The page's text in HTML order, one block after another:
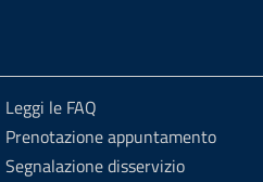
Leggi le FAQ
Prenotazione appuntamento
Segnalazione disservizio